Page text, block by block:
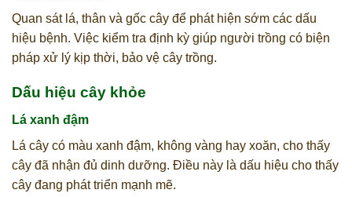
Quan sát lá, thân và gốc cây để phát hiện sớm các dấu
hiệu bệnh. Việc kiểm tra định kỳ giúp người trồng có biện
pháp xử lý kịp thời, bảo vệ cây trồng.
Dấu hiệu cây khỏe
Lá xanh đậm
Lá cây có màu xanh đậm, không vàng hay xoăn, cho thấy
cây đã nhận đủ dinh dưỡng. Điều này là dấu hiệu cho thấy
cây đang phát triển mạnh mẽ.